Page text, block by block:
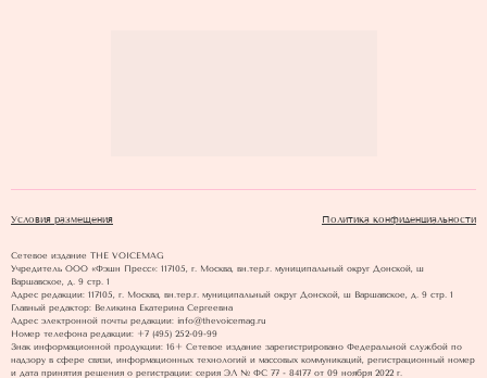
Условия размещения Политика конфиденциальности
Сетевое издание THE VOICEMAG
Учредитель ООО «Фэшн Пресс»: 117105, г. Москва, вн.тер.г. муниципальный округ Донской, ш
Варшавское, д. 9 стр. 1
Адрес редакции: 117105, г. Москва, вн.тер.г. муниципальный округ Донской, ш Варшавское, д. 9 стр. 1
Главный редактор: Великина Екатерина Сергеевна
Адрес электронной почты редакции: info@thevoicemag.ru
Номер телефона редакции: +7 (495) 252-09-99
Знак информационной продукции: 16+ Cетевое издание зарегистрировано Федеральной службой по
надзору в сфере связи, информационных технологий и массовых коммуникаций, регистрационный номер
и дата принятия решения о регистрации: серия ЭЛ № ФС 77 - 84177 от 09 ноября 2022 г.